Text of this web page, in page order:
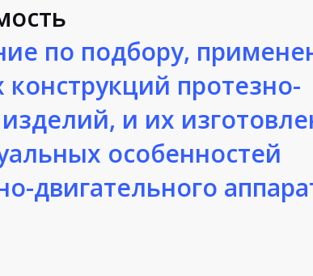
по подбору,
протезно-
и их
особенностей
двигательного